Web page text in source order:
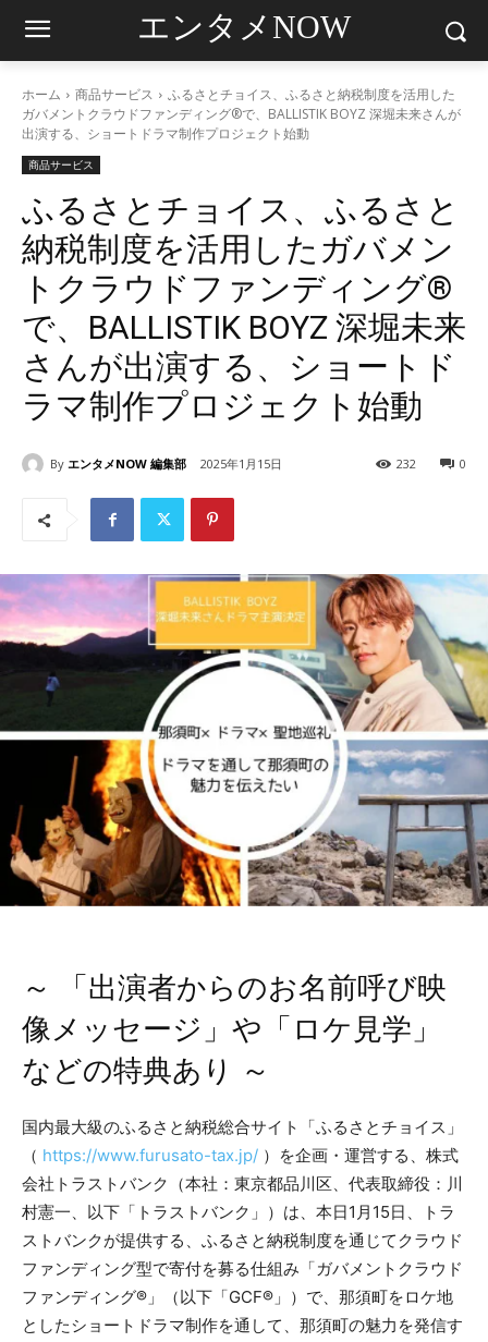
エンタメNOW
ホーム 商品サービス
ふるさとチョイス、ふるさと納税制度を活用した
ガバメントクラウドファンディング®で、BALLISTIK BOYZ 深堀未来さんが
出演する、ショートドラマ制作プロジェクト始動
商品サービス
ふるさとチョイス、ふるさと
納税制度を活用したガバメン
トクラウドファンディング®
で、BALLISTIK BOYZ 深堀未来
さんが出演する、ショートド
ラマ制作プロジェクト始動
By エンタメNOW 編集部 2025年1月15日 0
232
～ 「出演者からのお名前呼び映
像メッセージ」や「ロケ見学」
などの特典あり ～
国内最大級のふるさと納税総合サイト「ふるさとチョイス」
（ https://www.furusato-tax.jp/ ）を企画・運営する、株式
会社トラストバンク（本社：東京都品川区、代表取締役：川
村憲一、以下「トラストバンク」）は、本日1月15日、トラ
ストバンクが提供する、ふるさと納税制度を通じてクラウド
ファンディング型で寄付を募る仕組み「ガバメントクラウド
ファンディング®」（以下「GCF®」）で、那須町をロケ地
としたショートドラマ制作を通して、那須町の魅力を発信す